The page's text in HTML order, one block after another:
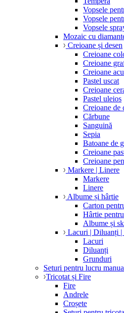
Vopsele
Vopsele
Vopsele
Mozaic cu
Creioane și desen
Creioane
Creioane
Creioane
Pastel uscat
Creioane
Pastel uleios
Creioane de
Cărbune
Sanguină
Sepia
Batoane de
Creioane
Creioane
Markere | Linere
Markere
Linere
Albume și hârtie
Carton
Hârtie
Albume și
Lacuri | Diluanți |
Lacuri
Diluanți
Grunduri
Seturi pentru lucru
Tricotat și Fire
Fire
Andrele
Croșete